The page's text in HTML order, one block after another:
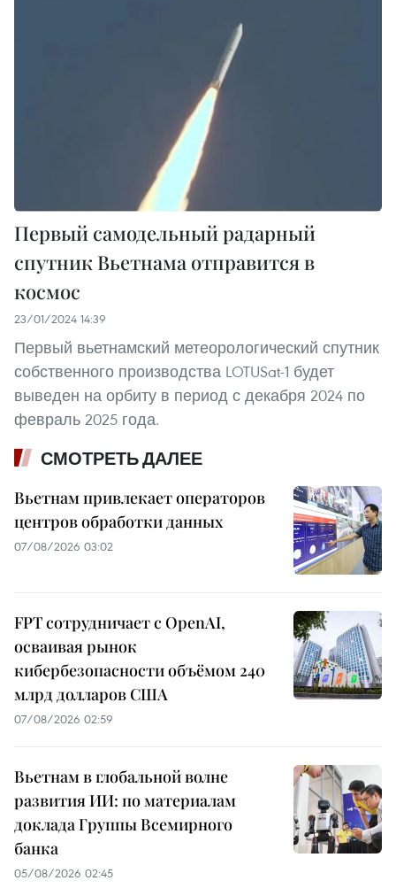
Первый самодельный радарный
спутник Вьетнама отправится в
космос
23/01/2024 14:39
Первый вьетнамский метеорологический спутник
собственного производства LOTUSat-1 будет
выведен на орбиту в период с декабря 2024 по
февраль 2025 года.
СМОТРЕТЬ ДАЛЕЕ
Вьетнам привлекает операторов
центров обработки данных
07/08/2026 03:02
FPT сотрудничает с OpenAI,
осваивая рынок
кибербезопасности объёмом 240
млрд долларов США
07/08/2026 02:59
Вьетнам в глобальной волне
развития ИИ: по материалам
доклада Группы Всемирного
банка
05/08/2026 02:45